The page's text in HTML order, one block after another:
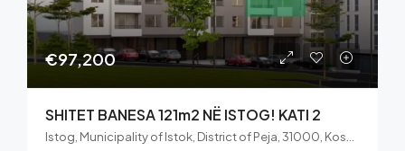
€97,200
SHITET BANESA 121m2 NË ISTOG! KATI 2
Istog, Municipality of Istok, District of Peja, 31000, Kosovo